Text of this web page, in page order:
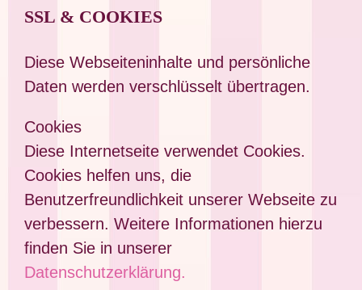
SSL & COOKIES
Diese Webseiteninhalte und persönliche
Daten werden verschlüsselt übertragen.
Cookies
Diese Internetseite verwendet Cookies.
Cookies helfen uns, die
Benutzerfreundlichkeit unserer Webseite zu
verbessern. Weitere Informationen hierzu
finden Sie in unserer
Datenschutzerklärung.